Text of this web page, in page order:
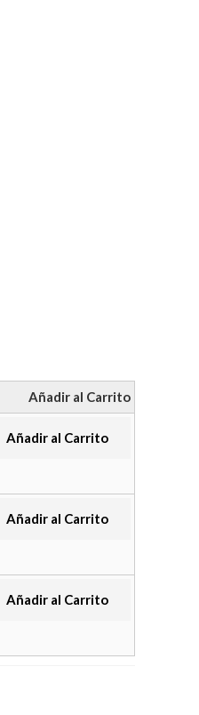
Añadir al Carrito
Añadir al Carrito
Añadir al Carrito
Añadir al Carrito